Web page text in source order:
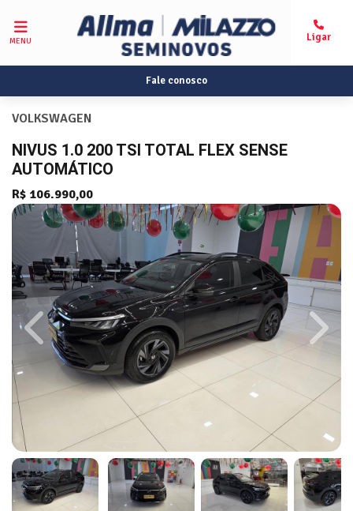
MENU
Fale conosco
VOLKSWAGEN
NIVUS 1.0 200 TSI TOTAL FLEX SENSE
AUTOMÁTICO
R$ 106.990,00
Previous Next